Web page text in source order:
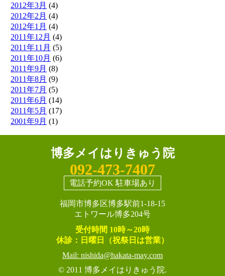
2012年3月 (4)
2012年2月 (4)
2012年1月 (4)
2011年12月 (4)
2011年11月 (5)
2011年10月 (6)
2011年9月 (8)
2011年8月 (9)
2011年7月 (5)
2011年6月 (14)
2011年5月 (17)
2001年9月 (1)
博多メイはりきゅう院
092-473-7407
電話予約OK 駐車場あり
福岡市博多区博多駅前1-18-15
エトワール博多204号
受付時間 10時～20時
休診：日曜日（祝祭日は営業）
Mail: nishida@hakata-may.com
© 2011 博多メイはりきゅう院.